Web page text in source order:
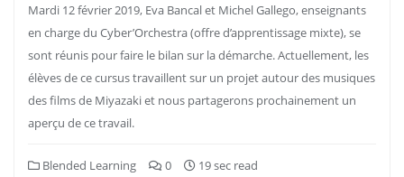
Mardi 12 février 2019, Eva Bancal et Michel Gallego, enseignants
en charge du Cyber’Orchestra (offre d’apprentissage mixte), se
sont réunis pour faire le bilan sur la démarche. Actuellement, les
élèves de ce cursus travaillent sur un projet autour des musiques
des films de Miyazaki et nous partagerons prochainement un
aperçu de ce travail.
Blended Learning 0 19 sec read